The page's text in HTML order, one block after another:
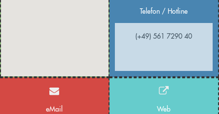
Telefon / Hotline
(+49) 561 7290 40
eMail Web